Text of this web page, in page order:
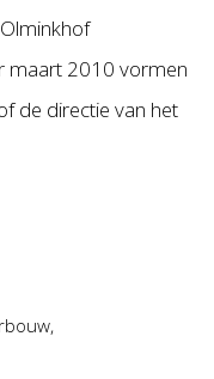
maart 2010 vormen
de directie van het